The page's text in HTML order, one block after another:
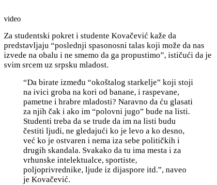
video
Za studentski pokret i studente Kovačević kaže da
predstavljaju “poslednji spasonosni talas koji može da nas
izvede na obalu i ne smemo da ga propustimo”, ističući da je
svim srcem uz srpsku mladost.
“Da birate između “okoštalog starkelje” koji stoji
na ivici groba na kori od banane, i raspevane,
pametne i hrabre mladosti? Naravno da ću glasati
za njih čak i ako im “polovni jugo” bude na listi.
Studenti treba da se trude da im na listi budu
čestiti ljudi, ne gledajući ko je levo a ko desno,
već ko je ostvaren i nema iza sebe političkih i
drugih skandala. Svakako da tu ima mesta i za
vrhunske intelektualce, sportiste,
poljoprivrednike, ljude iz dijaspore itd.”, naveo
je Kovačević.